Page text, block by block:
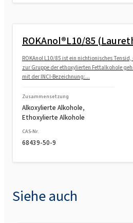
ROKAnol®L10/85
ROKAnol L10/85 ist ein nichtionisches Tensid,
zur Gruppe der ethoxylierten Fettalkohole
mit der INCI-Bezeichnung:...
Zusammensetzung
Alkoxylierte Alkohole,
Ethoxylierte Alkohole
CAS-Nr.
68439-50-9
Siehe auch